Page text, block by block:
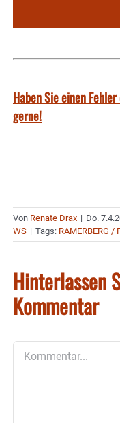
Haben Sie einen
gerne!
Von Renate Drax | Do.
WS | Tags: RAMERBERG /
Hinterlassen
Kommentar